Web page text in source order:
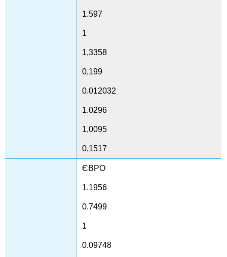
1.597
1
1,3358
0,199
0.012032
1.0296
1,0095
0,1517
ЄВРО
1.1956
0.7499
1
0.09748